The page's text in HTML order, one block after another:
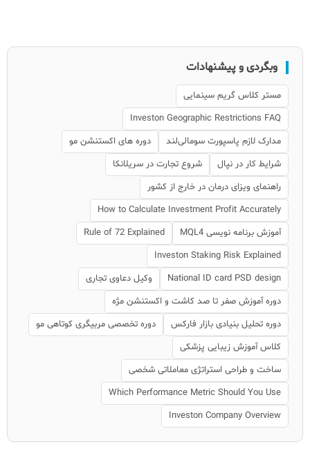
وبگردی و پیشنهادات
مستر کلاس گریم سینمایی
Investon Geographic Restrictions FAQ
مدارک لازم پاسپورت سومالی‌لند
دوره های اکستنشن مو
شرایط کار در نپال
شروع تجارت در سریلانکا
راهنمای ویزای درمان در خارج از کشور
How to Calculate Investment Profit Accurately
آموزش برنامه نویسی MQL4
Rule of 72 Explained
Investon Staking Risk Explained
National ID card PSD design
وکیل دعاوی تجاری
دوره آموزش صفر تا صد کاشت و اکستنشن مژه
دوره تحلیل بنیادی بازار فارکس
دوره تخصصی مربیگری کوتاهی مو
کلاس آموزش زیبایی پزشکی
ساخت و طراحی استراتژی معاملاتی شخصی
Which Performance Metric Should You Use
Investon Company Overview